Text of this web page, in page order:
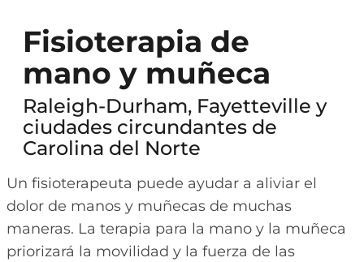
Fisioterapia de
mano y muñeca
Raleigh-Durham, Fayetteville y
ciudades circundantes de
Carolina del Norte
Un fisioterapeuta puede ayudar a aliviar el
dolor de manos y muñecas de muchas
maneras. La terapia para la mano y la muñeca
priorizará la movilidad y la fuerza de las